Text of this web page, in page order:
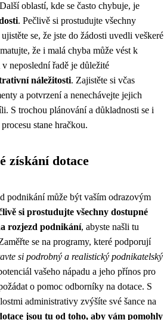
oblastí, kde se často chybuje, je
. Pečlivě si prostudujte všechny
se, že jste do žádosti uvedli veškeré
že i malá chyba může vést k
neposlední řadě je důležité
náležitosti. Zajistěte si včas
a potvrzení a nenechávejte jejich
S trochou plánování a důkladnosti se i
stane hračkou.
získání dotace
podnikání může být vaším odrazovým
si prostudujte všechny dostupné
rozjezd podnikání, abyste našli tu
se na programy, které podporují
si podrobný a realistický podnikatelský
vašeho nápadu a jeho přínos pro
o pomoc odborníky na dotace. S
administrativy zvýšíte své šance na
jsou tu od toho, aby vám pomohly